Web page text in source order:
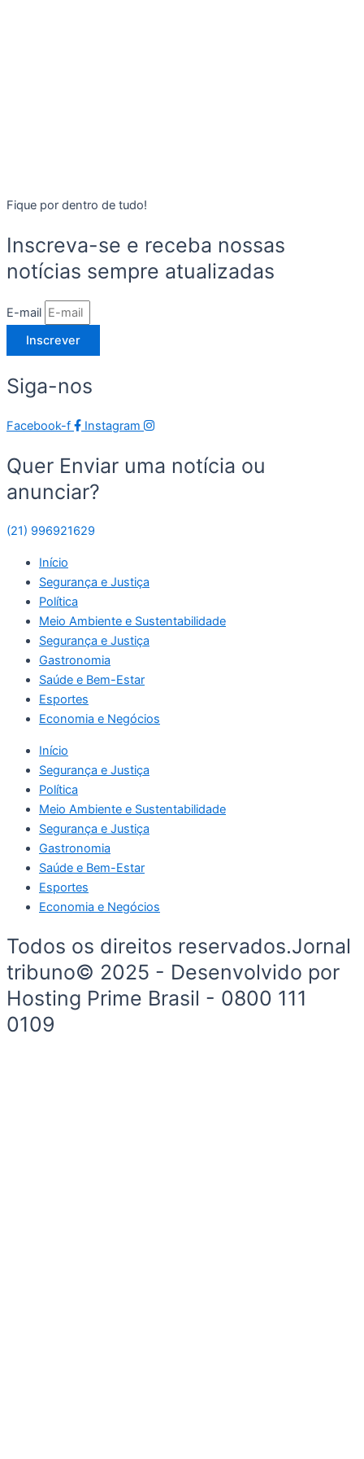
Fique por dentro de tudo!
Inscreva-se e receba nossas
notícias sempre atualizadas
E-mail
Inscrever
Siga-nos
Facebook-f Instagram
Quer Enviar uma notícia ou
anunciar?
(21) 996921629
Início
Segurança e Justiça
Política
Meio Ambiente e Sustentabilidade
Segurança e Justiça
Gastronomia
Saúde e Bem-Estar
Esportes
Economia e Negócios
Início
Segurança e Justiça
Política
Meio Ambiente e Sustentabilidade
Segurança e Justiça
Gastronomia
Saúde e Bem-Estar
Esportes
Economia e Negócios
Todos os direitos reservados.Jornal
tribuno© 2025 - Desenvolvido por
Hosting Prime Brasil - 0800 111
0109